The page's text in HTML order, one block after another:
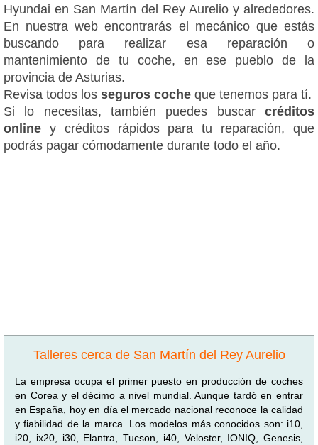
Hyundai en San Martín del Rey Aurelio y alrededores.
En nuestra web encontrarás el mecánico que estás
buscando para realizar esa reparación o
mantenimiento de tu coche, en ese pueblo de la
provincia de Asturias.
Revisa todos los seguros coche que tenemos para tí.
Si lo necesitas, también puedes buscar créditos
online y créditos rápidos para tu reparación, que
podrás pagar cómodamente durante todo el año.
Talleres cerca de San Martín del Rey Aurelio
La empresa ocupa el primer puesto en producción de coches
en Corea y el décimo a nivel mundial. Aunque tardó en entrar
en España, hoy en día el mercado nacional reconoce la calidad
y fiabilidad de la marca. Los modelos más conocidos son: i10,
i20, ix20, i30, Elantra, Tucson, i40, Veloster, IONIQ, Genesis,